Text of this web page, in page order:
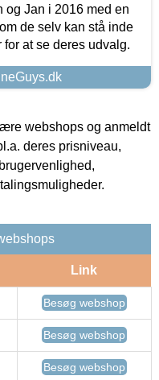
og Jan i 2016 med en
de selv kan stå inde
at se deres udvalg.
webshops og anmeldt
deres prisniveau,
Link
Besøg webshop
Besøg webshop
Besøg webshop